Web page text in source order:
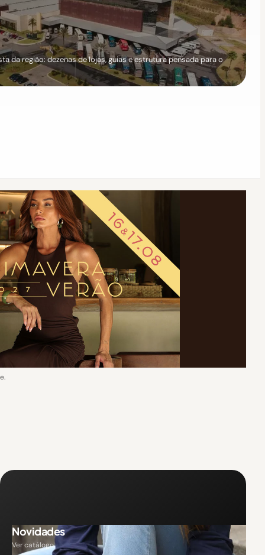
da região: dezenas de lojas, guias e estrutura pensada para o
Novidades
Ver catálogo